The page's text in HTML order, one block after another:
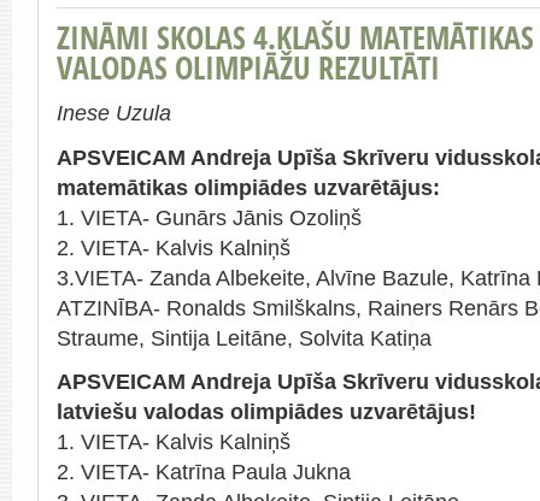
ZINĀMI SKOLAS 4.KLAŠU
VALODAS OLIMPIĀŽU REZULTĀTI
Inese Uzula
APSVEICAM Andreja Upīša Skrīveru
matemātikas olimpiādes uzvarētājus:
1. VIETA- Gunārs Jānis Ozoliņš
2. VIETA- Kalvis Kalniņš
3.VIETA- Zanda Albekeite, Alvīne Bazule, Katrīna
ATZINĪBA- Ronalds Smilškalns, Rainers Renārs
Straume, Sintija Leitāne, Solvita Katiņa
APSVEICAM Andreja Upīša Skrīveru
latviešu valodas olimpiādes uzvarētājus!
1. VIETA- Kalvis Kalniņš
2. VIETA- Katrīna Paula Jukna